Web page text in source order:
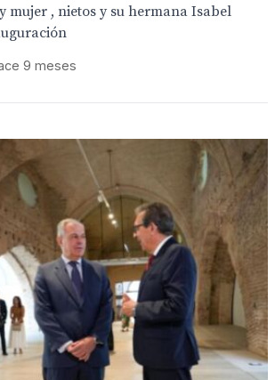
mujer , nietos y su hermana Isabel
9 meses